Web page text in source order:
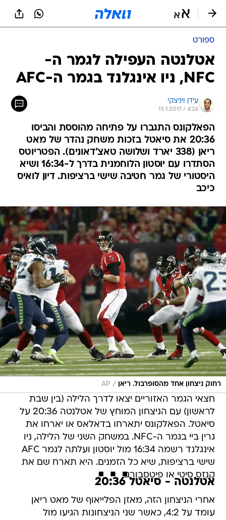
ספורט
אטלנטה העפילה לגמר ה-
NFC, ניו אינגלנד בגמר ה-AFC
עידן ויניצקי
15.1.2017 / 4:26
הפאלקונס התגברו על פתיחה מהוססת והביסו
20:36 את סיאטל בזכות משחק נהדר של מאט
ריאן (338 יארד ושלושה טאצ'דאונים). הפטריוטס
הסתדרו עם יוסטון הלוחמנית בדרך ל-16:34 ושיא
היסטורי של גמר חטיבה שישי ברציפות. דיון לואיס
כיכב
רחוק ניצחון אחד מהסופרבול. ריאן /
AP
חצאי הגמר האזוריים יצאו לדרך הלילה (בין שבת
לראשון) עם הניצחון המוחץ של אטלנטה 20:36 על
סיאטל. הפאלקונס יתארחו בדאלאס או יארחו את
גרין ביי בגמר ה-NFC. במשחק השני של הלילה, ניו
אינגלנד רשמה 16:34 מול יוסטון ועלתה לגמר AFC
שישי ברציפות, שיא כל הזמנים. היא תארח שם את
קנזס סיטי או פיטסבורג.
אטלנטה - סיאטל 20:36
אחרי הניצחון הזה, מאזן הפלייאוף של מאט ריאן
עומד על 4:2, כאשר שני הניצחונות הגיעו מול